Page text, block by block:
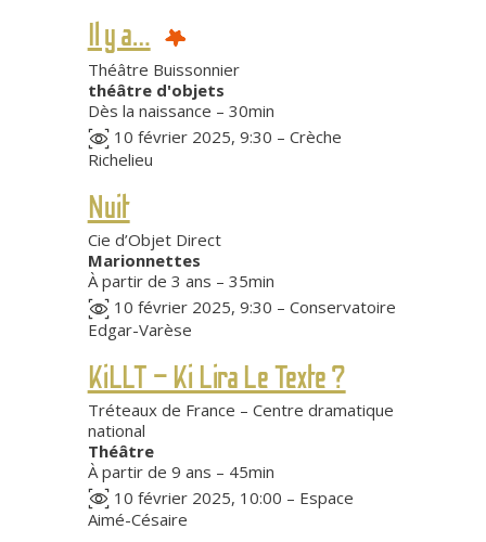
Il y a…
Théâtre Buissonnier
théâtre d'objets
Dès la naissance – 30min
10 février 2025, 9:30 – Crèche
Richelieu
Nuit
Cie d’Objet Direct
Marionnettes
À partir de 3 ans – 35min
10 février 2025, 9:30 – Conservatoire
Edgar-Varèse
KiLLT – Ki Lira Le Texte ?
Tréteaux de France – Centre dramatique
national
Théâtre
À partir de 9 ans – 45min
10 février 2025, 10:00 – Espace
Aimé-Césaire